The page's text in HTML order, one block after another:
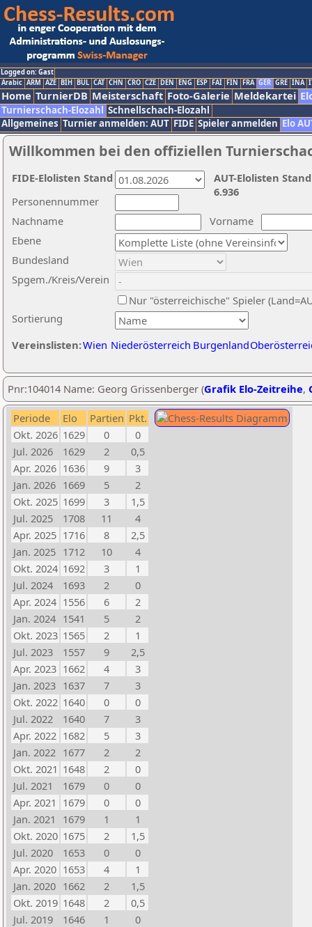
Logged on: Gast
Arabic ARM AZE BIH BUL CAT CHN CRO CZE DEN ENG ESP FAI FIN FRA GER GRE INA
Home TurnierDB Meisterschaft Foto-Galerie Meldekartei
Turnierschach-Elozahl Schnellschach-Elozahl
Allgemeines Turnier anmelden: AUT FIDE Spieler anmelden Elo
Willkommen bei den offiziellen
Nachname
Vorname
Ebene
Sortierung
Personennummer
Bundesland
Spgem./Kreis/Verein
Nur "österreichische" Spieler
Vereinslisten:Wien Niederösterreich Burgenland
AUT-Elolisten
6.936
FIDE-Elolisten Stand
Pnr:104014 Name: Georg Grissenberger (Grafik Elo-Zeitreihe,
Periode Elo Partien Pkt.
Okt. 2026 1629 0
0
Jul. 2026
1629 2
0,5
Apr. 2026 1636 9
3
Jan. 2026 1669 5
2
Okt. 2025 1699 3
1,5
Jul. 2025
1708 11
4
Apr. 2025 1716 8
2,5
Jan. 2025 1712 10
4
Okt. 2024 1692 3
1
Jul. 2024
1693 2
0
Apr. 2024 1556 6
2
Jan. 2024 1541 5
2
Okt. 2023 1565 2
1
Jul. 2023
1557 9
2,5
Apr. 2023 1662 4
3
Jan. 2023 1637 7
3
Okt. 2022 1640 0
0
Jul. 2022
1640 7
3
Apr. 2022 1682 5
3
Jan. 2022 1677 2
2
Okt. 2021 1648 2
0
Jul. 2021
1679 0
0
Apr. 2021 1679 0
0
Jan. 2021
1679 1
1
Okt. 2020 1675 2
1,5
Jul. 2020
1653 0
0
Apr. 2020 1653 4
1
Jan. 2020 1662 2
1,5
Okt. 2019 1648 2
0,5
Jul. 2019
1646 1
0